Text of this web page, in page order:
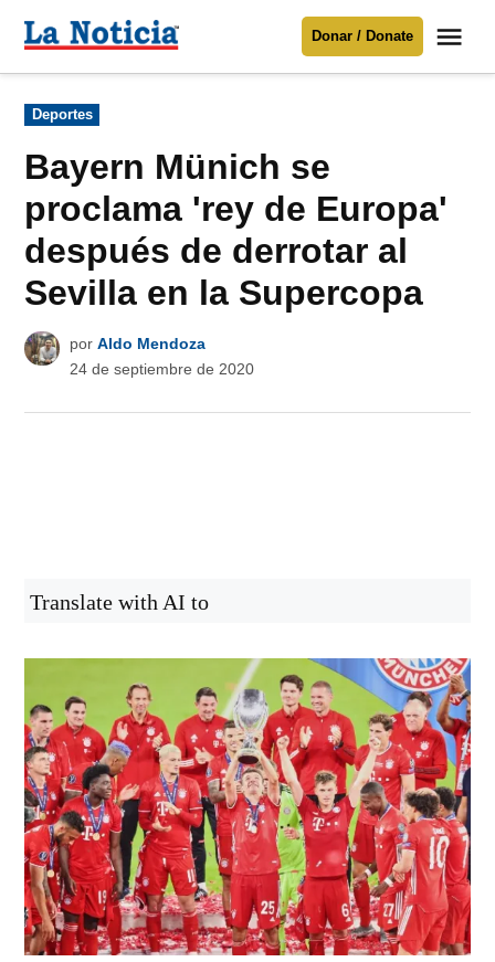
Para mantenerte informado necesitamos
Donar
contenido
Noticia
Donar / Donate
Publicado
en
Deportes
Bayern Münich se
proclama 'rey de Europa'
después de derrotar al
Sevilla en la Supercopa
por Aldo Mendoza
24 de septiembre de 2020
Translate with AI to